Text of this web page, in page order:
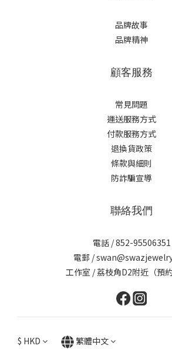
品牌故事
品牌精神
顧客服務
常見問題
運送服務方式
付款服務方式
退換貨政策
條款與細則
防詐騙宣導
聯絡我們
電話 / 852-95506351
電郵 /
工作室 / 荔枝角D2附近（預約
$ HKD 繁體中文